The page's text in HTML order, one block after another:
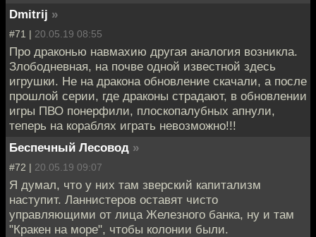
Dmitrij »
#71 | 20.05.19 08:55
Про драконью навмахию другая аналогия возникла.
Злободневная, на почве одной известной здесь
игрушки. Не на дракона обновление скачали, а после
прошлой серии, где драконы страдают, в обновлении
игры ПВО понерфили, плоскопалубных апнули,
теперь на кораблях играть невозможно!!!
Беспечный Лесовод »
#72 | 20.05.19 09:07
Я думал, что у них там зверский капитализм
наступит. Ланнистеров оставят чисто
управляющими от лица Железного банка, ну и там
"Кракен на море", чтобы колонии были.